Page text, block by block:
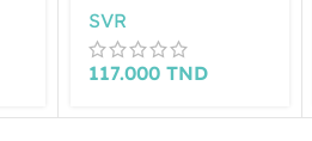
SVR
117.000TND